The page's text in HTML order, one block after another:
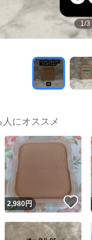
1/3
にオススメ
いね！
2,980円 い